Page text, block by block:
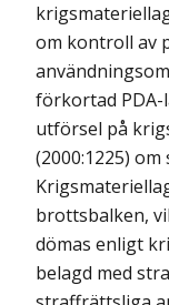
om kontroll av
förkortad PDA-
utförsel på
(2000:1225)
brottsbalken,
dömas enligt
belagd med